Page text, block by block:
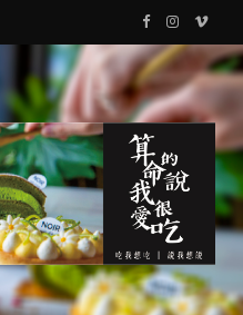
F
a
c
e
b
o
I
s
g
r
V
i